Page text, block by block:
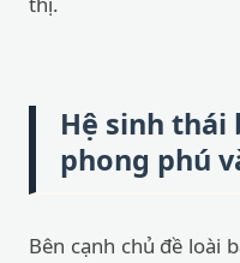
Hệ sinh thái
phong phú
Bên cạnh chủ đề loài